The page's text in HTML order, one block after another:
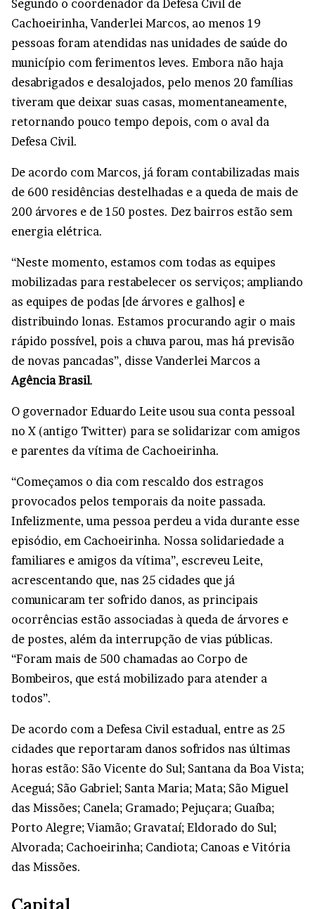
Segundo o coordenador da Defesa Civil de
Cachoeirinha, Vanderlei Marcos, ao menos 19
pessoas foram atendidas nas unidades de saúde do
município com ferimentos leves. Embora não haja
desabrigados e desalojados, pelo menos 20 famílias
tiveram que deixar suas casas, momentaneamente,
retornando pouco tempo depois, com o aval da
Defesa Civil.
De acordo com Marcos, já foram contabilizadas mais
de 600 residências destelhadas e a queda de mais de
200 árvores e de 150 postes. Dez bairros estão sem
energia elétrica.
“Neste momento, estamos com todas as equipes
mobilizadas para restabelecer os serviços; ampliando
as equipes de podas [de árvores e galhos] e
distribuindo lonas. Estamos procurando agir o mais
rápido possível, pois a chuva parou, mas há previsão
de novas pancadas”, disse Vanderlei Marcos a
Agência Brasil.
O governador Eduardo Leite usou sua conta pessoal
no X (antigo Twitter) para se solidarizar com amigos
e parentes da vítima de Cachoeirinha.
“Começamos o dia com rescaldo dos estragos
provocados pelos temporais da noite passada.
Infelizmente, uma pessoa perdeu a vida durante esse
episódio, em Cachoeirinha. Nossa solidariedade a
familiares e amigos da vítima”, escreveu Leite,
acrescentando que, nas 25 cidades que já
comunicaram ter sofrido danos, as principais
ocorrências estão associadas à queda de árvores e
de postes, além da interrupção de vias públicas.
“Foram mais de 500 chamadas ao Corpo de
Bombeiros, que está mobilizado para atender a
todos”.
De acordo com a Defesa Civil estadual, entre as 25
cidades que reportaram danos sofridos nas últimas
horas estão: São Vicente do Sul; Santana da Boa Vista;
Aceguá; São Gabriel; Santa Maria; Mata; São Miguel
das Missões; Canela; Gramado; Pejuçara; Guaíba;
Porto Alegre; Viamão; Gravataí; Eldorado do Sul;
Alvorada; Cachoeirinha; Candiota; Canoas e Vitória
das Missões.